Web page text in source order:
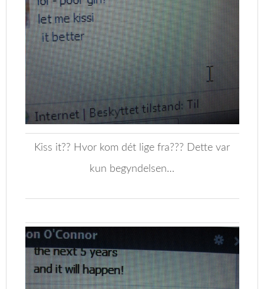
Kiss it?? Hvor kom dét lige fra??? Dette var
kun begyndelsen…